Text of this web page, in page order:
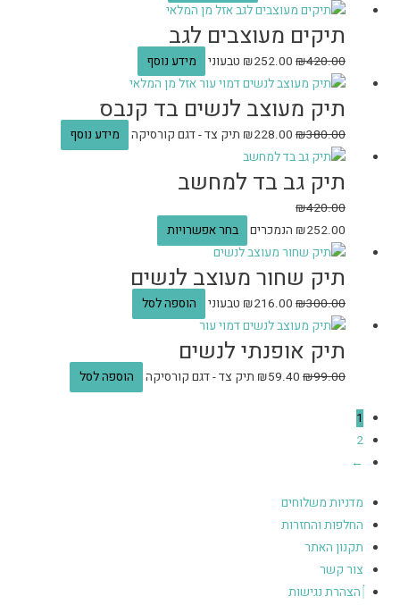
אזל מן המלאי
תיקים מעוצבים לגב
₪420.00
₪252.00 טבעוני
מידע נוסף
אזל מן המלאי
תיק מעוצב לנשים בד קנבס
₪380.00
₪228.00 תיק צד - דגם קורסיקה מידע נוסף
תיק גב בד למחשב
₪420.00
₪252.00 הנמכרים בחר אפשרויות
תיק שחור מעוצב לנשים
₪300.00
₪216.00 טבעוני הוספה לסל
תיק אופנתי לנשים
₪99.00
₪59.40 תיק צד - דגם קורסיקה הוספה לסל
1
2
←
מדניות משלוחים
החלפות והחזרות
תקנון האתר
צור קשר
הצהרת נגישות